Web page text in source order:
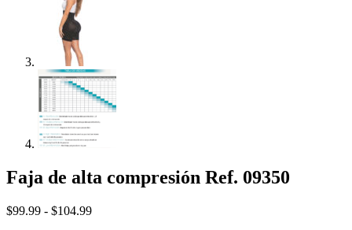
Faja de alta compresión Ref. 09350
$99.99 - $104.99Rango